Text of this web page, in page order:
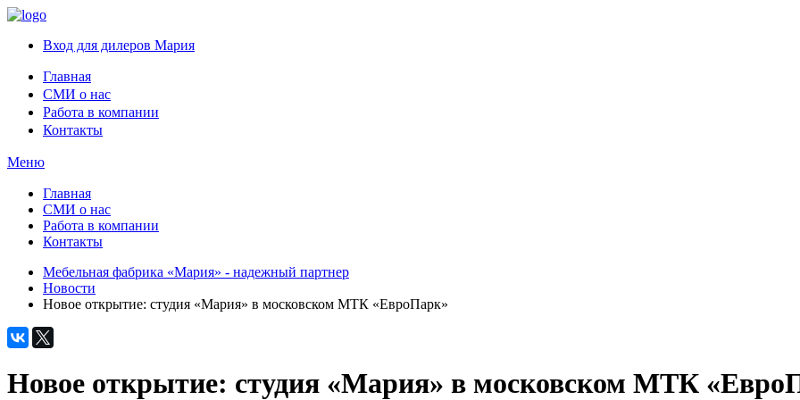
Вход для дилеров Мария
Главная
СМИ о нас
Работа в компании
Контакты
Меню
Главная
СМИ о нас
Работа в компании
Контакты
Мебельная фабрика «Мария» - надежный партнер
Новости
Новое открытие: студия «Мария» в московском МТК «ЕвроПарк»
Новое открытие: студия «Мария» в московском МТК